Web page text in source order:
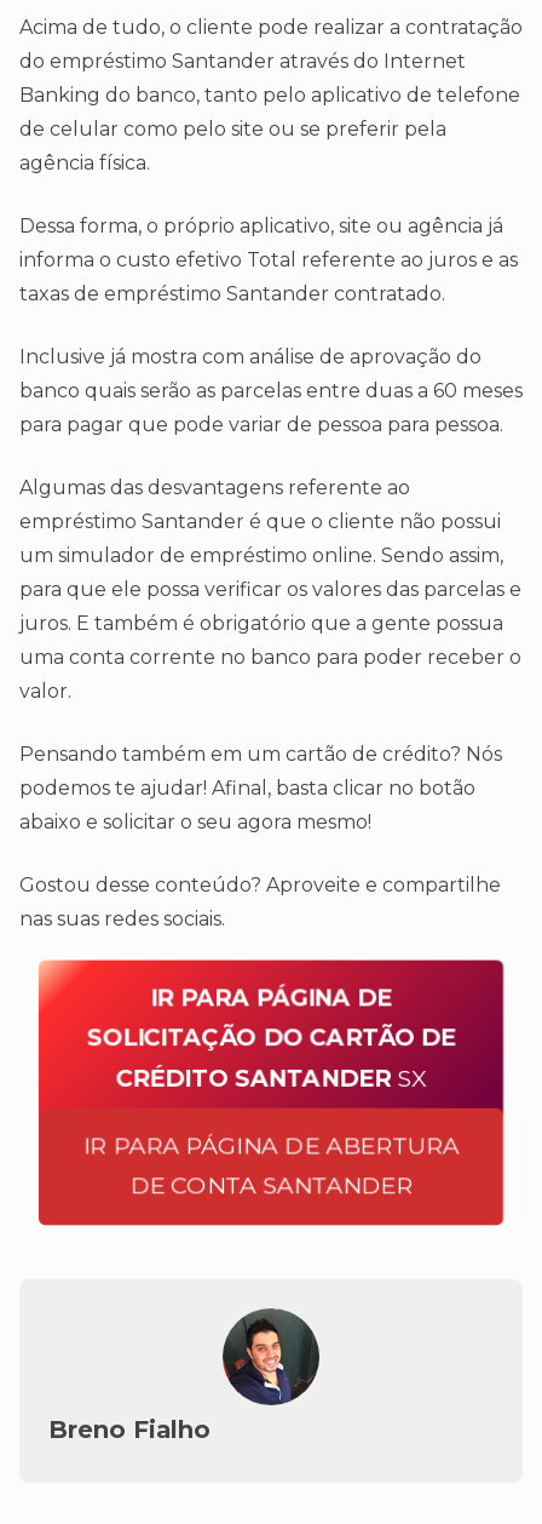
Acima de tudo, o cliente pode realizar a contratação
do empréstimo Santander através do Internet
Banking do banco, tanto pelo aplicativo de telefone
de celular como pelo site ou se preferir pela
agência física.
Dessa forma, o próprio aplicativo, site ou agência já
informa o custo efetivo Total referente ao juros e as
taxas de empréstimo Santander contratado.
Inclusive já mostra com análise de aprovação do
banco quais serão as parcelas entre duas a 60 meses
para pagar que pode variar de pessoa para pessoa.
Algumas das desvantagens referente ao
empréstimo Santander é que o cliente não possui
um simulador de empréstimo online. Sendo assim,
para que ele possa verificar os valores das parcelas e
juros. E também é obrigatório que a gente possua
uma conta corrente no banco para poder receber o
valor.
Pensando também em um cartão de crédito? Nós
podemos te ajudar! Afinal, basta clicar no botão
abaixo e solicitar o seu agora mesmo!
Gostou desse conteúdo? Aproveite e compartilhe
nas suas redes sociais.
IR PARA PÁGINA DE
SOLICITAÇÃO DO CARTÃO DE
CRÉDITO SANTANDERSX
IR PARA PÁGINA DE ABERTURA
DE CONTA SANTANDER
Breno Fialho